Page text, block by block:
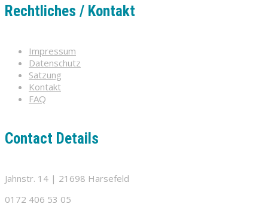
Rechtliches / Kontakt
Impressum
Datenschutz
Satzung
Kontakt
FAQ
Contact Details
Jahnstr. 14 | 21698 Harsefeld
0172 406 53 05